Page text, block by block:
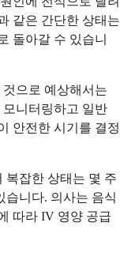
같은 간단한 상태는
돌아갈 수 있습니
으로 예상해서는
니터링하고 일반
안전한 시기를 결정
복잡한 상태는 몇 주
습니다. 의사는 음식
따라 IV 영양 공급